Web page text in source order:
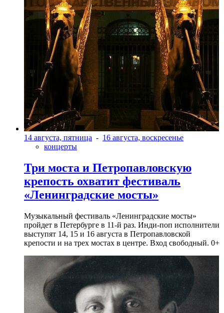
14 августа, пятница - 16 августа, воскресенье
концерты
Три моста и Петропавловскую
крепость охватит фестиваль
«Ленинградские мосты»
Музыкальный фестиваль «Ленинградские мосты»
пройдет в Петербурге в 11-й раз. Инди-поп исполнители
выступят 14, 15 и 16 августа в Петропавловской
крепости и на трех мостах в центре. Вход свободный. 0+